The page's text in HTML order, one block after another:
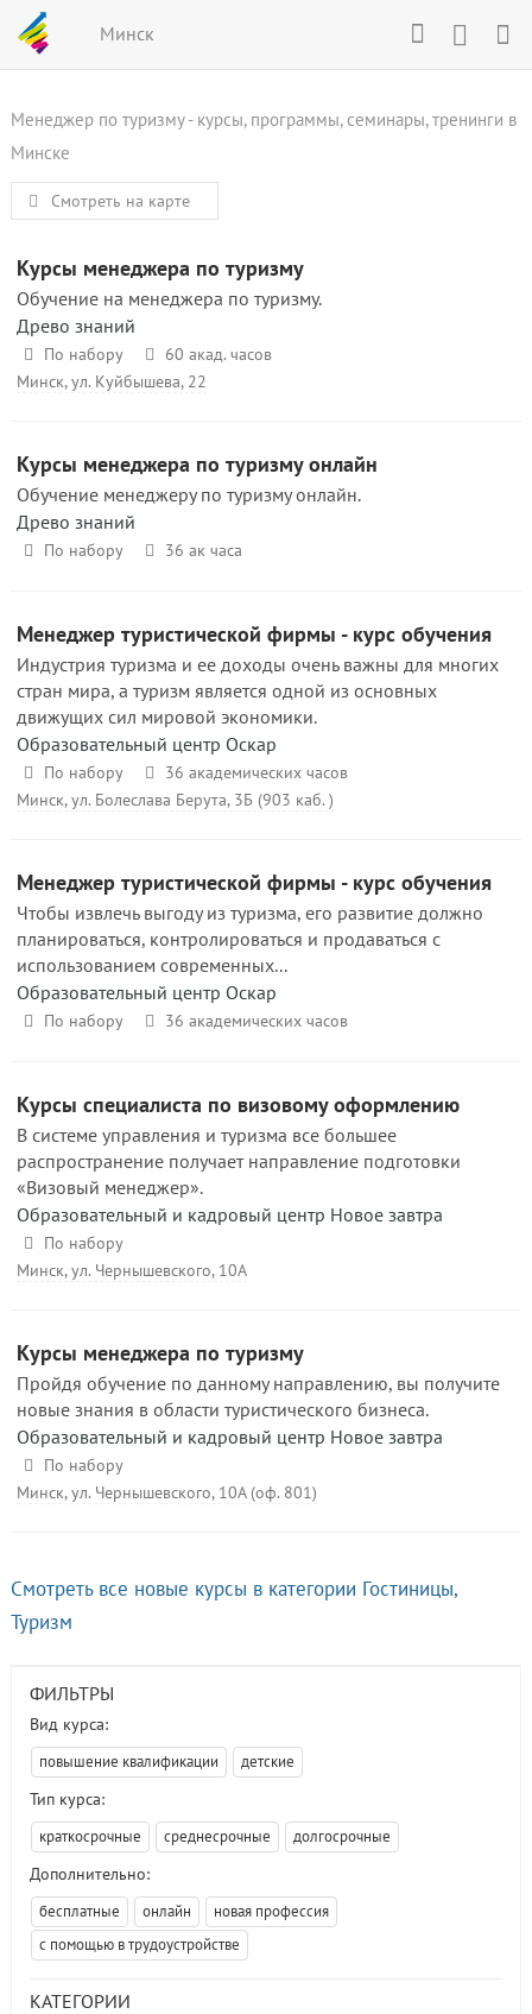
Минск
Менеджер по туризму - курсы, программы, семинары, тренинги в
Минске
Смотреть на карте
Курсы менеджера по туризму
Обучение на менеджера по туризму.
Древо знаний
По набору
60 акад. часов
Минск, ул. Куйбышева, 22
Курсы менеджера по туризму онлайн
Обучение менеджеру по туризму онлайн.
Древо знаний
По набору 36 ак часа
Менеджер туристической фирмы - курс обучения
Индустрия туризма и ее доходы очень важны для многих
стран мира, а туризм является одной из основных
движущих сил мировой экономики.
Образовательный центр Оскар
По набору
36 академических часов
Минск, ул. Болеслава Берута, 3Б (903 каб. )
Менеджер туристической фирмы - курс обучения
Чтобы извлечь выгоду из туризма, его развитие должно
планироваться, контролироваться и продаваться с
использованием современных...
Образовательный центр Оскар
По набору 36 академических часов
Курсы специалиста по визовому оформлению
В системе управления и туризма все большее
распространение получает направление подготовки
«Визовый менеджер».
Образовательный и кадровый центр Новое завтра
По набору
Минск, ул. Чернышевского, 10А
Курсы менеджера по туризму
Пройдя обучение по данному направлению, вы получите
новые знания в области туристического бизнеса.
Образовательный и кадровый центр Новое завтра
По набору
Минск, ул. Чернышевского, 10А (оф. 801)
Смотреть все новые курсы в категории Гостиницы,
Туризм
ФИЛЬТРЫ
Вид курса:
повышение квалификации детские
Тип курса:
краткосрочные среднесрочные долгосрочные
Дополнительно:
бесплатные онлайн
новая профессия
с помощью в трудоустройстве
КАТЕГОРИИ